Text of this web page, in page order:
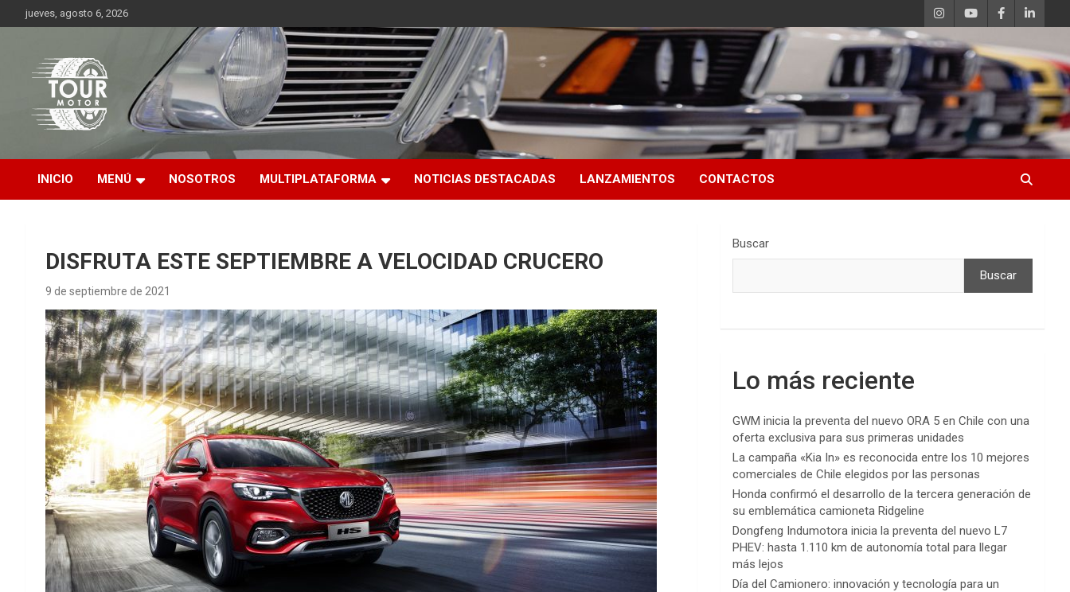
Saltar
al
jueves, agosto 6, 2026
Tour Motor
Plataforma de contenido audiovisual para el sector automotriz
INICIO MENÚ NOSOTROS MULTIPLATAFORMA NOTICIAS DESTACADAS LANZAMIENTOS CONTACTOS
DISFRUTA ESTE SEPTIEMBRE A VELOCIDAD CRUCERO
9 de septiembre de 2021
Buscar
Buscar
Lo más reciente
GWM inicia la preventa del nuevo ORA 5 en Chile con una
oferta exclusiva para sus primeras unidades
La campaña «Kia In» es reconocida entre los 10 mejores
comerciales de Chile elegidos por las personas
Honda confirmó el desarrollo de la tercera generación de
su emblemática camioneta Ridgeline
Dongfeng Indumotora inicia la preventa del nuevo L7
PHEV: hasta 1.110 km de autonomía total para llegar
más lejos
Día del Camionero: innovación y tecnología para un